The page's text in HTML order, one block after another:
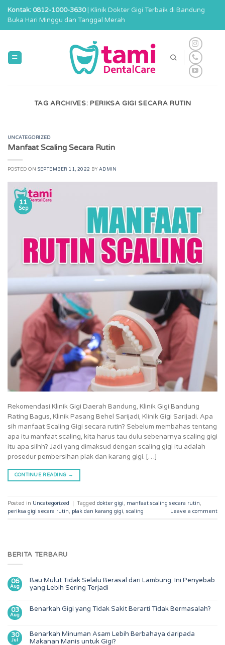
Skip
content
Kontak: 0812-1000-3630| Klinik Dokter Gigi Terbaik di Bandung
Buka Hari Minggu dan Tanggal Merah
TAG ARCHIVES: PERIKSA GIGI SECARA RUTIN
UNCATEGORIZED
Manfaat Scaling Secara Rutin
POSTED ON SEPTEMBER 11, 2022 BY ADMIN
11
Sep
Rekomendasi Klinik Gigi Daerah Bandung, Klinik Gigi Bandung
Rating Bagus, Klinik Pasang Behel Sarijadi, Klinik Gigi Sarijadi. Apa
sih manfaat Scaling Gigi secara rutin? Sebelum membahas tentang
apa itu manfaat scaling, kita harus tau dulu sebenarnya scaling gigi
itu apa siihh? Jadi yang dimaksud dengan scaling gigi itu adalah
prosedur pembersihan plak dan karang gigi. […]
CONTINUE READING →
Posted in Uncategorized | Tagged dokter gigi, manfaat scaling secara rutin,
periksa gigi secara rutin, plak dan karang gigi, scaling Leave a comment
BERITA TERBARU
06
Aug
Bau Mulut Tidak Selalu Berasal dari Lambung, Ini Penyebab
yang Lebih Sering Terjadi
03
Aug
Benarkah Gigi yang Tidak Sakit Berarti Tidak Bermasalah?
30
Jul
Benarkah Minuman Asam Lebih Berbahaya daripada
Makanan Manis untuk Gigi?